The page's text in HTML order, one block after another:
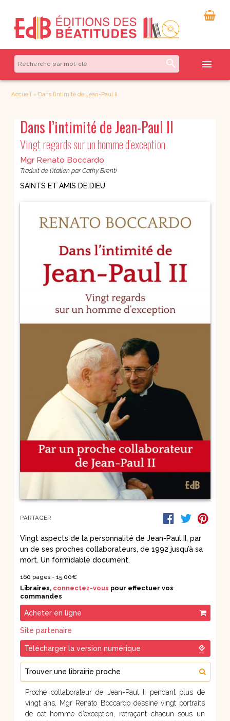
search menu
Accueil» Dans l’intimité de Jean-Paul II
Dans l’intimité de Jean-Paul II
Vingt regards sur un homme d’exception
Mgr Renato Boccardo
Traduit de l'italien par Cathy Brenti
SAINTS ET AMIS DE DIEU
PARTAGER
Vingt aspects de la personnalité de Jean-Paul II, par
un de ses proches collaborateurs, de 1992 jusqu’à sa
mort. Un formidable document.
160 pages - 15,00€
Libraires, connectez-vous pour effectuer vos
commandes
Acheter en ligne
Site partenaire
Télécharger la version numérique
Trouver une librairie proche
Proche collaborateur de Jean-Paul II pendant plus de
vingt ans, Mgr Renato Boccardo dessine vingt portraits
de cet homme d’exception, retraçant chacun sous un